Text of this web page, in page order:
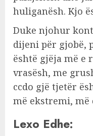
huliganësh. Kjo
Duke njohur
dijeni për gjobë,
është gjëja më e
vrasësh, me
ccdo gjë tjetër
më ekstremi, më
Lexo Edhe: